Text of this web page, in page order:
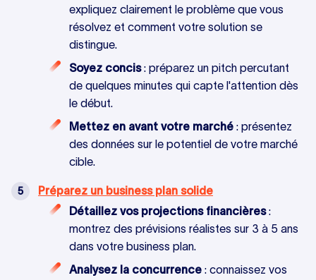
expliquez clairement le problème que vous
résolvez et comment votre solution se
distingue.
Soyez concis: préparez un pitch percutant
de quelques minutes qui capte l'attention dès
le début.
Mettez en avant votre marché : présentez
des données sur le potentiel de votre marché
cible.
Préparez un business plan solide
Détaillez vos projections financières:
montrez des prévisions réalistes sur 3 à 5 ans
dans votre business plan.
Analysez la concurrence : connaissez vos